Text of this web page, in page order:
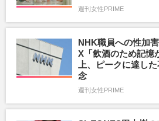
週刊女性PRIME
NHK職員への性加
X「飲酒のため記憶
上、ピークに達し
念
週刊女性PRIME